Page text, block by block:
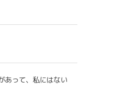
あって、私にはない